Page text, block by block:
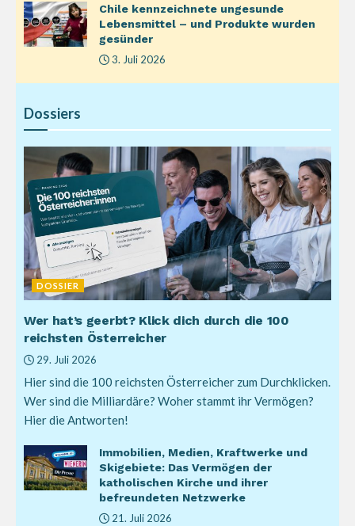
Chile kennzeichnete ungesunde
Lebensmittel – und Produkte wurden
gesünder
3. Juli 2026
Dossiers
DOSSIER
Wer hat’s geerbt? Klick dich durch die 100
reichsten Österreicher
29. Juli 2026
Hier sind die 100 reichsten Österreicher zum Durchklicken.
Wer sind die Milliardäre? Woher stammt ihr Vermögen?
Hier die Antworten!
Immobilien, Medien, Kraftwerke und
Skigebiete: Das Vermögen der
katholischen Kirche und ihrer
befreundeten Netzwerke
21. Juli 2026